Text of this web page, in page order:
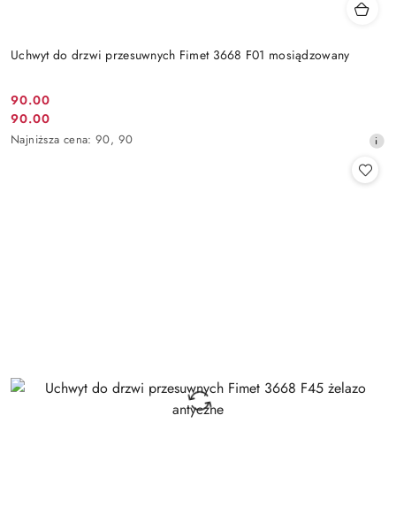
Uchwyt do drzwi przesuwnych Fimet 3668 F01 mosiądzowany
Cena
promocyjna:
90.00
Cena
promocyjna:
90.00
Najniższa
Najniższa cena: 90, 90